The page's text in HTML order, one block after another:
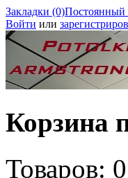
Закладки (0)Постоянный
Войти или
Корзина
Товаров: